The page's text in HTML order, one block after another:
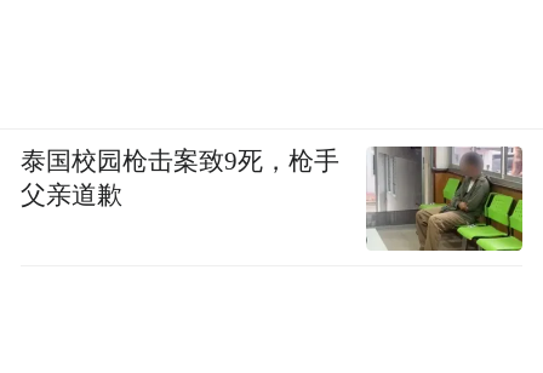
泰国校园枪击案致9死，枪手
父亲道歉